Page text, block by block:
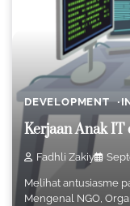
DEVELOPMENT
Kerjaan Anak IT
Fadhli Zakiy
Melihat antusiasme
Mengenal NGO,